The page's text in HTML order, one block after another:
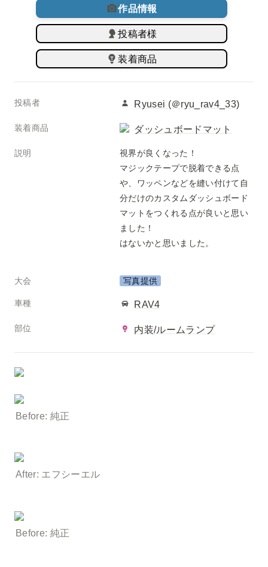
作品情報
投稿者様
装着商品
投稿者 Ryusei (＠ryu_rav4_33)
装着商品 ダッシュボードマット
説明
視界が良くなった！
マジックテープで脱着できる点
や、ワッペンなどを縫い付けて自
分だけのカスタムダッシュボード
マットをつくれる点が良いと思い
ました！
はないかと思いました。
大会 写真提供
車種 RAV4
部位 内装/ルームランプ
Before: 純正
After: エフシーエル
Before: 純正